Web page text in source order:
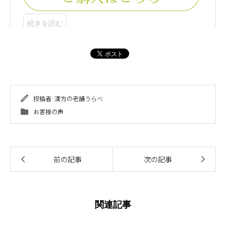
投稿者: 漢方の老舗うらべ
お客様の声
前の記事 次の記事
関連記事